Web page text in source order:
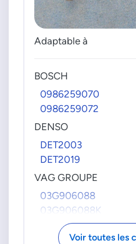
Adaptable à
BOSCH
0986259070
0986259072
DENSO
DET2003
DET2019
VAG GROUPE
03G906088
03G906088K
03L906088BP
03L906088HJ
Voir toutes les